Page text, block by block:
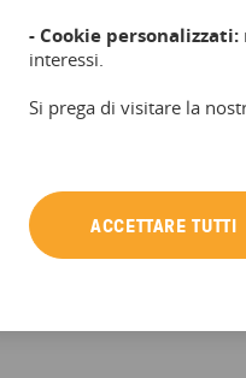
cliente inizia ben prima
offrire con bookingkit il
stampa e utilizzo del
software di prenotazione
sistemi di gestione degli
- Cookie personalizzati:
interessi.
Si prega di visitare la
ACCETTARE TUTTI